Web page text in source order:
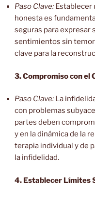
Paso Clave: Establecer
honesta es
seguras para expresar
sentimientos sin temor
clave para la
3. Compromiso con el
Paso Clave: La
con problemas
partes deben
y en la dinámica de la
terapia individual y de
la infidelidad.
4. Establecer Límites